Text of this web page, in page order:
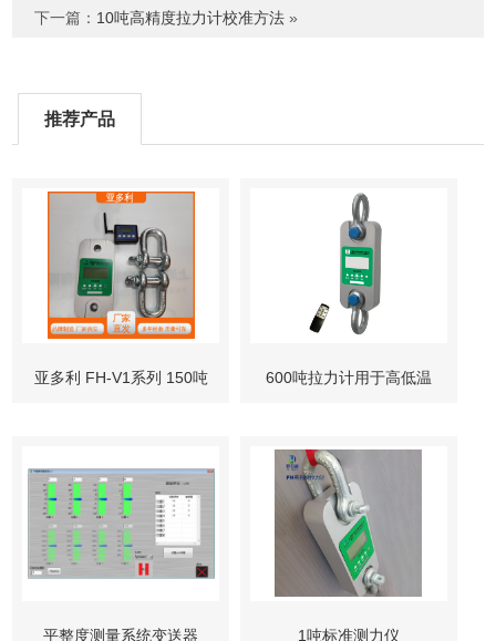
下一篇： 10吨高精度拉力计校准方法 »
推荐产品
亚多利 FH-V1系列 150吨 600吨拉力计用于高低温
平整度测量系统变送器 1吨标准测力仪